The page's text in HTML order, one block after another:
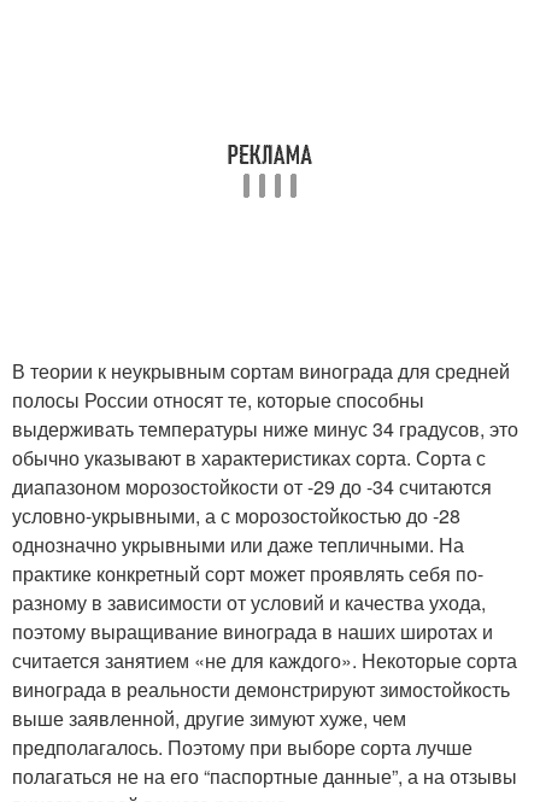
В теории к неукрывным сортам винограда для средней
полосы России относят те, которые способны
выдерживать температуры ниже минус 34 градусов, это
обычно указывают в характеристиках сорта. Сорта с
диапазоном морозостойкости от -29 до -34 считаются
условно-укрывными, а с морозостойкостью до -28
однозначно укрывными или даже тепличными. На
практике конкретный сорт может проявлять себя по-
разному в зависимости от условий и качества ухода,
поэтому выращивание винограда в наших широтах и
считается занятием «не для каждого». Некоторые сорта
винограда в реальности демонстрируют зимостойкость
выше заявленной, другие зимуют хуже, чем
предполагалось. Поэтому при выборе сорта лучше
полагаться не на его “паспортные данные”, а на отзывы